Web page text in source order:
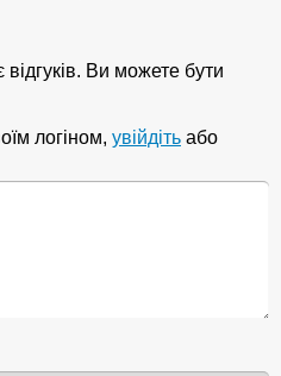
Ви можете бути
логіном, увійдіть або